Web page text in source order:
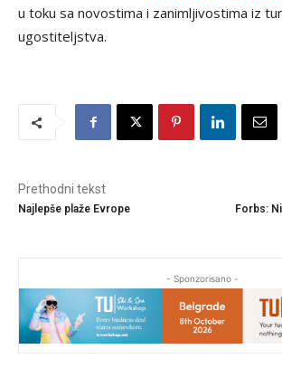
u toku sa novostima i zanimljivostima iz
ugostiteljstva.
Prethodni tekst
Najlepše plaže Evrope
Forbs:
- Sponzorisano -